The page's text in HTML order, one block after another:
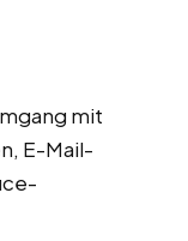
mit
E-Mail-